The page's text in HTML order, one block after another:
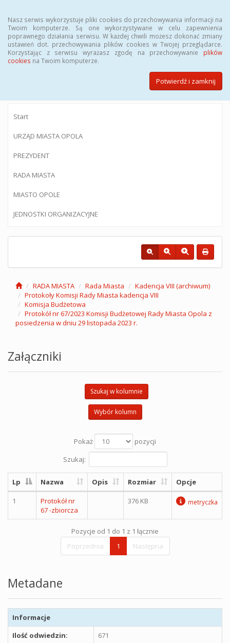
Nasz serwis wykorzystuje pliki cookies do przechowywania informacji na
Twoim komputerze. Są one wykorzystywane w celu zapewnienia
poprawnego działania serwisu. W każdej chwili możesz dokonać zmiany
ustawień dot. przechowywania plików cookies w Twojej przeglądarce.
Korzystając z serwisu wyrażasz zgodę na przechowywanie plików
cookies na Twoim komputerze.
Potwierdź i zamknij
BIULETYN INFORMACJI PUBLICZNEJ
Urzędu Miasta Opola
Start
URZĄD MIASTA OPOLA
PREZYDENT
RADA MIASTA
MIASTO OPOLE
JEDNOSTKI ORGANIZACYJNE
RADA MIASTA Rada Miasta
Kadencja VIII (archiwum)
Protokoły Komisji Rady Miasta kadencja VIII
Komisja Budżetowa
Protokół nr 67/2023 Komisji Budżetowej Rady Miasta Opola z
posiedzenia w dniu 29 listopada 2023 r.
Załączniki
Szukaj w kolumnie
Wybór kolumn
Pokaż
pozycji
Szukaj:
Lp Nazwa Opis Rozmiar Opcje
1
Protokół nr
67 -zbiorcza
376 KB metryczka
Pozycje od 1 do 1 z 1 łącznie
Poprzednia
1 Następna
Metadane
Informacje
Ilość odwiedzin:
671